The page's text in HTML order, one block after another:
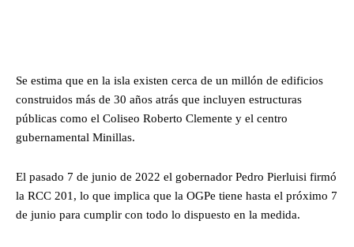
Se estima que en la isla existen cerca de un millón de edificios
construidos más de 30 años atrás que incluyen estructuras
públicas como el Coliseo Roberto Clemente y el centro
gubernamental Minillas.
El pasado 7 de junio de 2022 el gobernador Pedro Pierluisi firmó
la RCC 201, lo que implica que la OGPe tiene hasta el próximo 7
de junio para cumplir con todo lo dispuesto en la medida.